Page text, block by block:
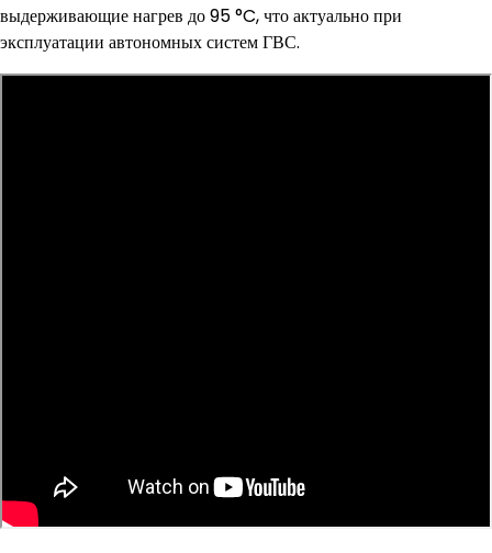
выдерживающие нагрев до 95 °C, что актуально при
эксплуатации автономных систем ГВС.